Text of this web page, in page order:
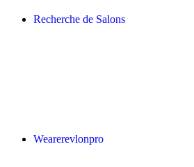
Recherche de Salons
Wearerevlonpro